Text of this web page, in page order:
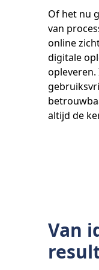
Of het nu
van
online
digitale
opleveren.
altijd de
Van